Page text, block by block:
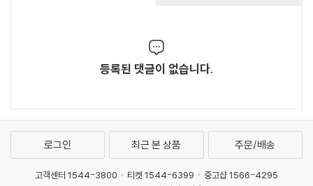
등록된 댓글이 없습니다.
로그인 최근 본 상품 주문/배송
고객센터 1544-3800 티켓 1544-6399
중고샵 1566-4295